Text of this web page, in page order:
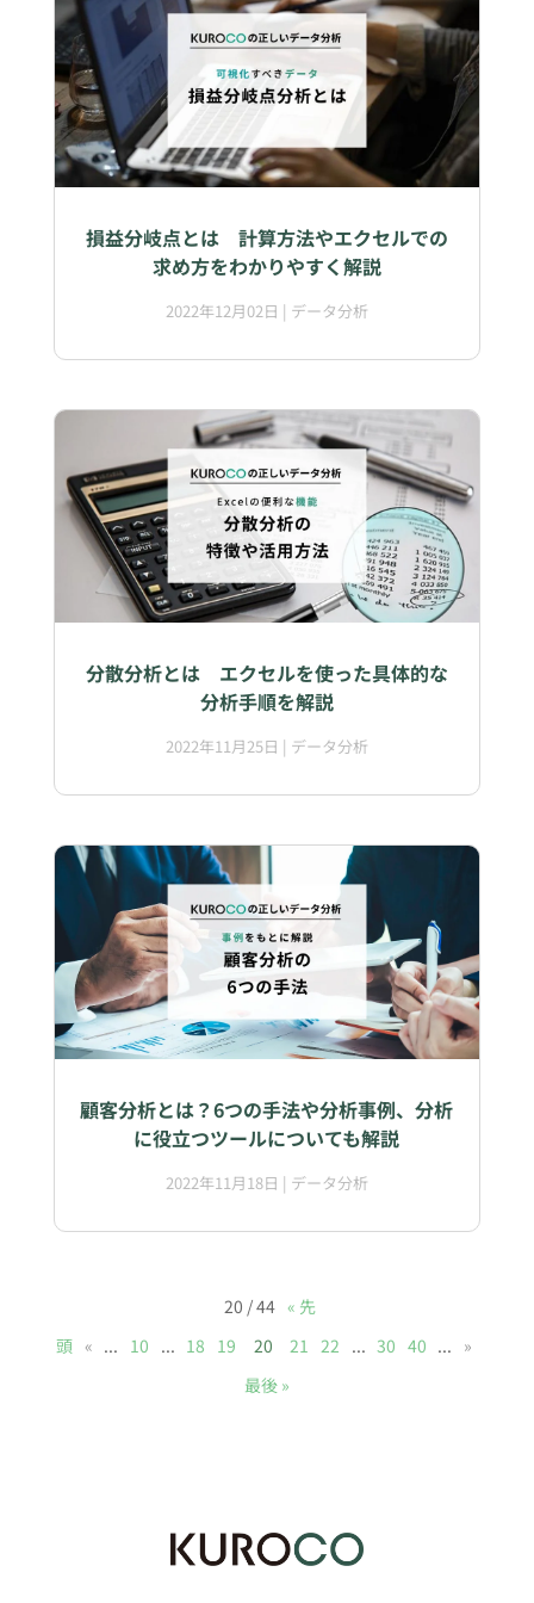
損益分岐点とは 計算方法やエクセルでの
求め方をわかりやすく解説
2022年12月02日 | データ分析
分散分析とは エクセルを使った具体的な
分析手順を解説
2022年11月25日 | データ分析
顧客分析とは？6つの手法や分析事例、分析
に役立つツールについても解説
2022年11月18日 | データ分析
20 / 44 « 先
頭 « ... 10 ... 18 19 20 21 22 ... 30 40 ... »
最後 »